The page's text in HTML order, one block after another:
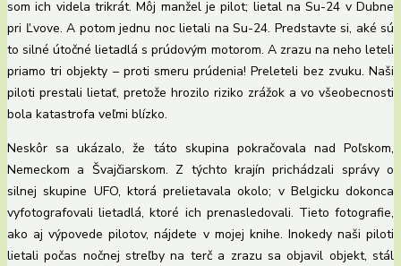
som ich videla trikrát. Môj manžel je pilot; lietal na Su-24 v Dubne
pri Ľvove. A potom jednu noc lietali na Su-24. Predstavte si, aké sú
to silné útočné lietadlá s prúdovým motorom. A zrazu na neho leteli
priamo tri objekty – proti smeru prúdenia! Preleteli bez zvuku. Naši
piloti prestali lietať, pretože hrozilo riziko zrážok a vo všeobecnosti
bola katastrofa veľmi blízko.
Neskôr sa ukázalo, že táto skupina pokračovala nad Poľskom,
Nemeckom a Švajčiarskom. Z týchto krajín prichádzali správy o
silnej skupine UFO, ktorá prelietavala okolo; v Belgicku dokonca
vyfotografovali lietadlá, ktoré ich prenasledovali. Tieto fotografie,
ako aj výpovede pilotov, nájdete v mojej knihe. Inokedy naši piloti
lietali počas nočnej streľby na terč a zrazu sa objavil objekt, stál